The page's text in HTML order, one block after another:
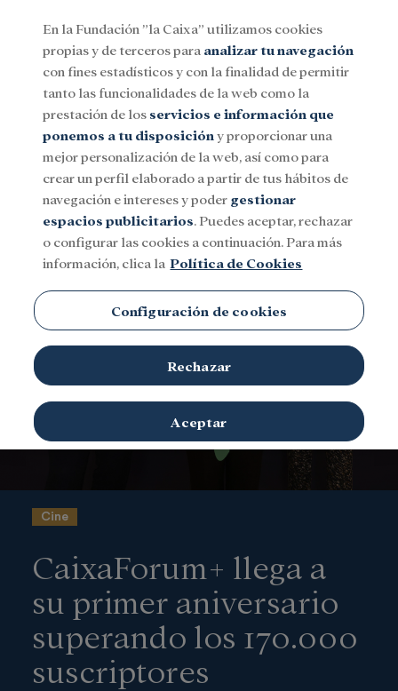
Menu
SocialInvestigación y becasCultura
Cine
CaixaForum+ llega a
su primer aniversario
superando los 170.000
suscriptores
En la Fundación ”la Caixa” utilizamos cookies
propias y de terceros para analizar tu navegación
con fines estadísticos y con la finalidad de permitir
tanto las funcionalidades de la web como la
prestación de los servicios e información que
ponemos a tu disposición y proporcionar una
mejor personalización de la web, así como para
crear un perfil elaborado a partir de tus hábitos de
navegación e intereses y poder gestionar
espacios publicitarios. Puedes aceptar, rechazar
o configurar las cookies a continuación. Para más
información, clica la Política de Cookies
Configuración de cookies
Rechazar
Aceptar